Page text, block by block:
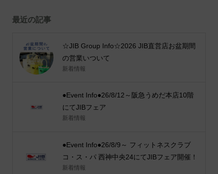
最近の記事
☆JIB Group Info☆2026 JIB直営店お盆期間
の営業いついて
新着情報
●Event Info●26/8/12～阪急うめだ本店10階
にてJIBフェア
新着情報
●Event Info●26/8/9～ フィットネスクラブ
コ・ス・パ 西神中央24にてJIBフェア開催！
新着情報